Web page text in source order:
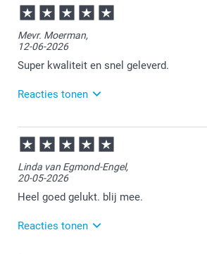
14:55
Bedankt voor je review. Erg leuk
de mokken naar wens hebt
plezier ervan voor de ontvangers!
Mevr. Moerman,
12-06-2026
Super kwaliteit en snel geleverd.
Reacties tonen
19-06-2026
13:17
Bedankt voor je review. Heel fijn
over de kwaliteit van de mok.
Linda van Egmond-Engel,
20-05-2026
Heel goed gelukt. blij mee.
Reacties tonen